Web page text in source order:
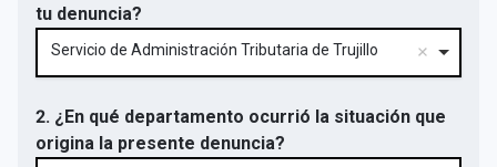
tu denuncia?
Servicio de Administración Tributaria de Trujillo
2. ¿En qué departamento ocurrió la situación que
origina la presente denuncia?